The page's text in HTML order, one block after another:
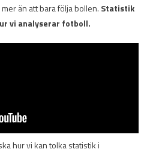
du
än att bara följa bollen. Statistik
vi analyserar fotboll.
hur vi kan tolka statistik i